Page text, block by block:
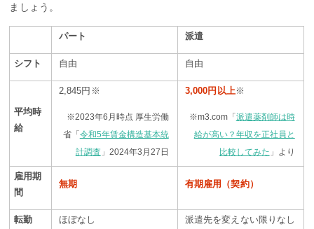
ましょう。
パート 派遣
シフト 自由 自由
平均時
給
2,845円※
※2023年6月時点 厚生労働
省「 令和5年賃金構造基本統
計調査 」2024年3月27日
3,000円以上※
※m3.com「 派遣薬剤師は時
給が高い？年収を正社員と
比較してみた 」より
雇用期
間
無期 有期雇用（契約）
転勤 ほぼなし 派遣先を変えない限りなし